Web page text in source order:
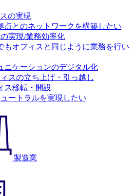
の実現
点とのネットワークを構築したい
実現/業務効率化
もオフィスと同じように業務を行い
ニケーションのデジタル化
スの立ち上げ・引っ越し
ス移転・開設
ートラルを実現したい
製造業